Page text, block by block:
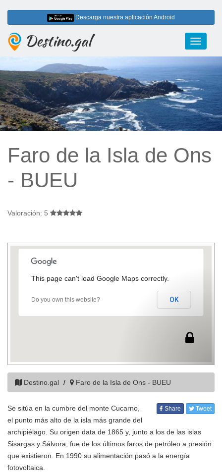
Descarga nuestra aplicación Android
Toggle
Destino.gal
Faro de la Isla de Ons
- BUEU
Valoración: 5
This page can't load Google Maps correctly.
Do you own this website? OK
Destino.gal Faro de la Isla de Ons - BUEU
Share Tweet
Se sitúa en la cumbre del monte Cucarno,
el punto más alto de la isla más grande del
archipiélago. Su origen data de 1865 y, junto a los de las islas
Sisargas y Sálvora, fue de los últimos faros de petróleo a presión
que existieron. En 1990 su alimentación pasó a la energía
fotovoltaica.